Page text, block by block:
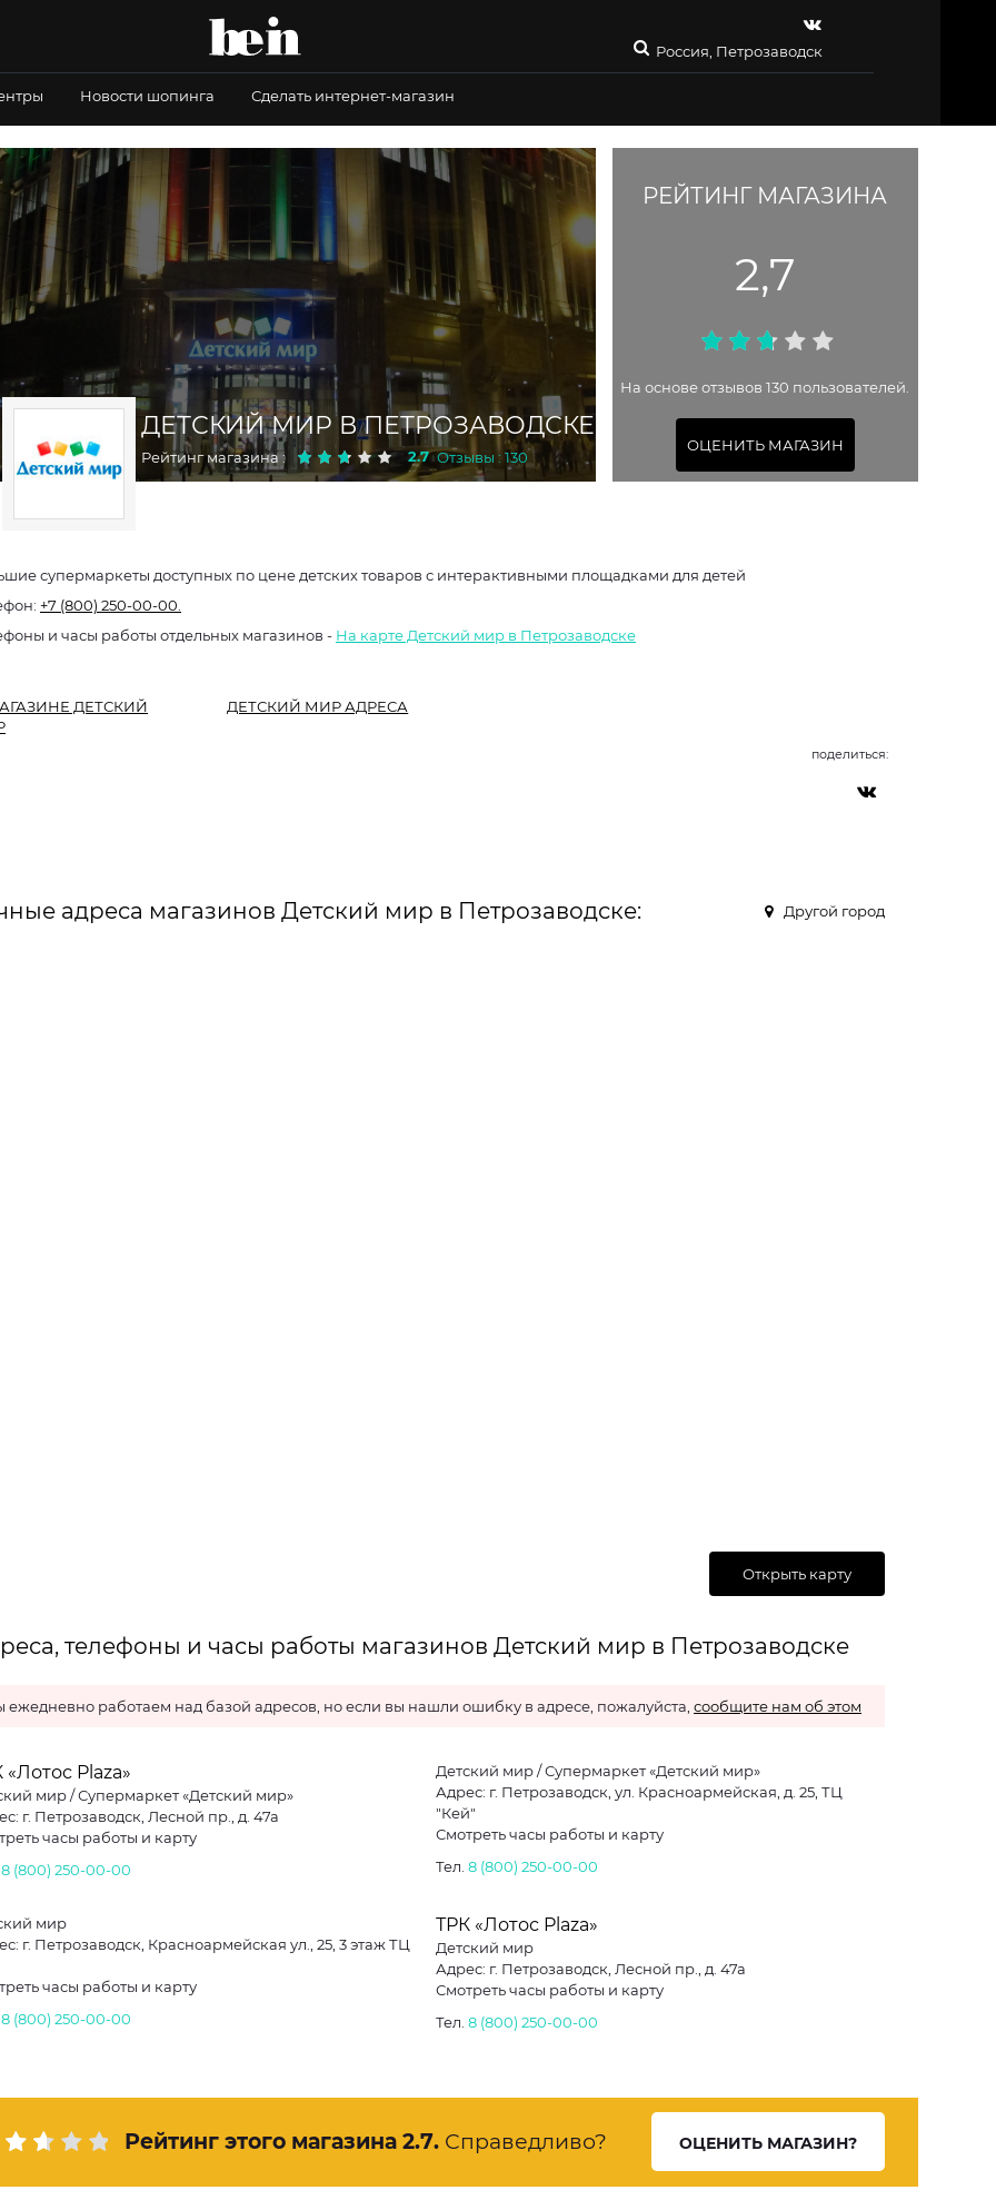
Россия, Петрозаводск
Новости шопинга Сделать интернет-магазин
ДЕТСКИЙ МИР В ПЕТРОЗАВОДСКЕ
Рейтинг магазина : 2.7 Отзывы : 130
РЕЙТИНГ МАГАЗИНА
2,7
На основе отзывов 130 пользователей.
ОЦЕНИТЬ МАГАЗИН
супермаркеты доступных по цене детских товаров с интерактивными площадками для детей
+7 (800) 250-00-00.
и часы работы отдельных магазинов - На карте Детский мир в Петрозаводске
ДЕТСКИЙ
ДЕТСКИЙ МИР АДРЕСА
поделиться:
адреса магазинов Детский мир в Петрозаводске: Другой город
Открыть карту
телефоны и часы работы магазинов Детский мир в Петрозаводске
ежедневно работаем над базой адресов, но если вы нашли ошибку в адресе, пожалуйста, сообщите нам об этом
«Лотос Plaza»
мир / Супермаркет «Детский мир»
г. Петрозаводск, Лесной пр., д. 47а
часы работы и карту
8 (800) 250-00-00
Детский мир / Супермаркет «Детский мир»
Адрес: г. Петрозаводск, ул. Красноармейская, д. 25, ТЦ
"Кей"
Смотреть часы работы и карту
Тел.8 (800) 250-00-00
мир
г. Петрозаводск, Красноармейская ул., 25, 3 этаж ТЦ
часы работы и карту
8 (800) 250-00-00
ТРК «Лотос Plaza»
Детский мир
Адрес: г. Петрозаводск, Лесной пр., д. 47а
Смотреть часы работы и карту
Тел.8 (800) 250-00-00
Рейтинг этого магазина 2.7. Справедливо? ОЦЕНИТЬ МАГАЗИН?